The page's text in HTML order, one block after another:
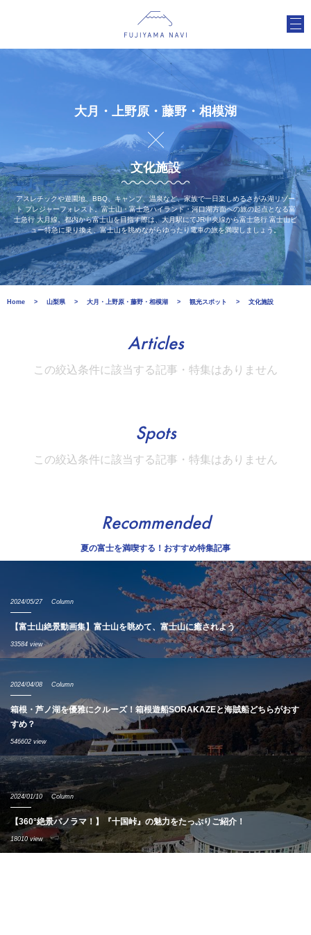
大月・上野原・藤野・相模湖
文化施設
アスレチックや遊園地、BBQ、キャンプ、温泉など、家族で一日楽しめるさがみ湖リゾー
ト プレジャーフォレスト。富士山・富士急ハイランド・河口湖方面への旅の起点となる富
士急行 大月線。都内から富士山を目指す際は、大月駅にてJR中央線から富士急行 富士山ビ
ュー特急に乗り換え、富士山を眺めながらゆったり電車の旅を満喫しましょう。
Home 山梨県 大月・上野原・藤野・相模湖 観光スポット 文化施設
Articles
この絞込条件に該当する記事・特集はありません
Spots
この絞込条件に該当する記事・特集はありません
Recommended
夏の富士を満喫する！おすすめ特集記事
2024/05/27 Column
【富士山絶景動画集】富士山を眺めて、富士山に癒されよう
33584 view
2024/04/08 Column
箱根・芦ノ湖を優雅にクルーズ！箱根遊船SORAKAZEと海賊船どちらがおす
すめ？
546602 view
2024/01/10 Column
【360°絶景パノラマ！】『十国峠』の魅力をたっぷりご紹介！
18010 view